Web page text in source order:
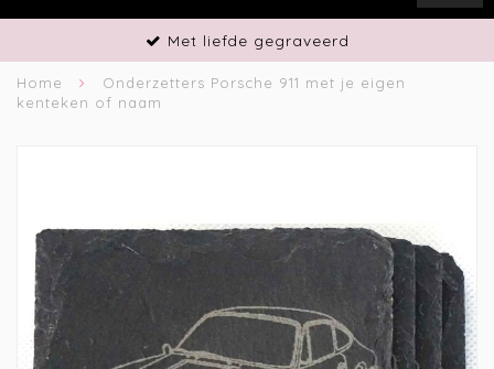
Vakmanschap
Home
Onderzetters Porsche 911 met je eigen
kenteken of naam